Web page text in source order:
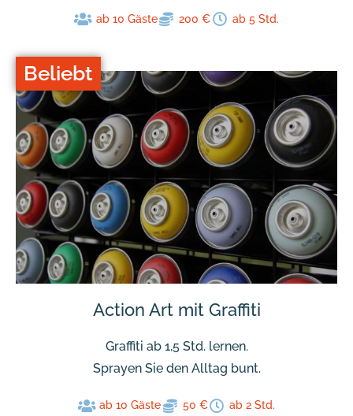
ab 10 Gäste 200 € ab 5 Std.
Beliebt
Action Art mit Graffiti
Graffiti ab 1,5 Std. lernen.
Sprayen Sie den Alltag bunt.
ab 10 Gäste 50 € ab 2 Std.